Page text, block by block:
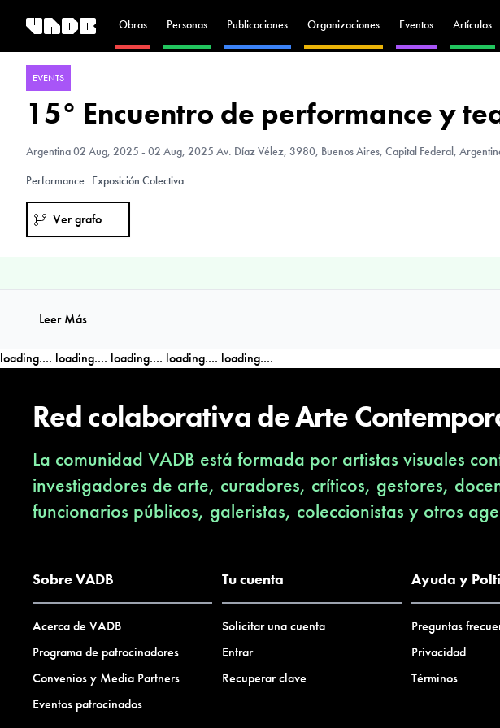
Obras Personas Publicaciones Organizaciones Eventos Artículos
EVENTS
15° Encuentro de performance y
Argentina02 Aug, 2025 - 02 Aug, 2025 Av. Díaz Vélez, 3980, Buenos Aires, Capital Federal,
Performance Exposición Colectiva
Ver grafo
Leer Más
loading.... loading.... loading.... loading.... loading....
Red colaborativa de Arte
La comunidad VADB está formada por artistas visuales
investigadores de arte, curadores, críticos, gestores,
funcionarios públicos, galeristas, coleccionistas y otros
Sobre VADB
Acerca de VADB
Programa de patrocinadores
Convenios y Media Partners
Eventos patrocinados
Tu cuenta
Solicitar una cuenta
Entrar
Recuperar clave
Ayuda y
Preguntas
Privacidad
Términos